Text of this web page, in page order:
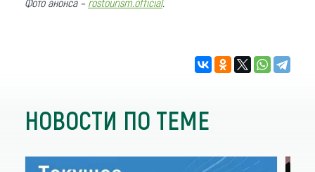
НОВОСТИ ПО ТЕМЕ